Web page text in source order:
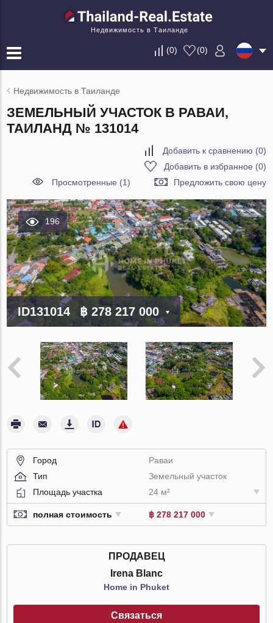
Недвижимость в Таиланде
(0) (0)
Недвижимость в Таиланде
ЗЕМЕЛЬНЫЙ УЧАСТОК В РАВАИ,
ТАИЛАНД № 131014
Добавить к сравнению (0)
Добавить в избранное (0)
Просмотренные (1)
Предложить свою цену
196
ID131014 ฿ 278 217 000
Город
Раваи
Тип
Земельный участок
Площадь участка
24 м²
полная стоимость ฿ 278 217 000
ПРОДАВЕЦ
Irena Blanc
Home in Phuket
Связаться